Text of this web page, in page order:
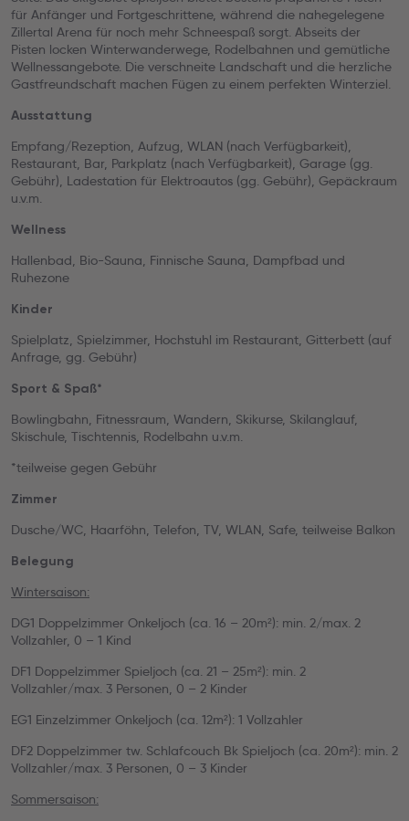
für Anfänger und Fortgeschrittene, während die nahegelegene
Zillertal Arena für noch mehr Schneespaß sorgt. Abseits der
Pisten locken Winterwanderwege, Rodelbahnen und gemütliche
Wellnessangebote. Die verschneite Landschaft und die herzliche
Gastfreundschaft machen Fügen zu einem perfekten Winterziel.
Ausstattung
Empfang/Rezeption, Aufzug, WLAN (nach Verfügbarkeit),
Restaurant, Bar, Parkplatz (nach Verfügbarkeit), Garage (gg.
Gebühr), Ladestation für Elektroautos (gg. Gebühr), Gepäckraum
u.v.m.
Wellness
Hallenbad, Bio-Sauna, Finnische Sauna, Dampfbad und
Ruhezone
Kinder
Spielplatz, Spielzimmer, Hochstuhl im Restaurant, Gitterbett (auf
Anfrage, gg. Gebühr)
Sport & Spaß*
Bowlingbahn, Fitnessraum, Wandern, Skikurse, Skilanglauf,
Skischule, Tischtennis, Rodelbahn u.v.m.
*teilweise gegen Gebühr
Zimmer
Dusche/WC, Haarföhn, Telefon, TV, WLAN, Safe, teilweise Balkon
Belegung
Wintersaison:
DG1 Doppelzimmer Onkeljoch (ca. 16 – 20m²): min. 2/max. 2
Vollzahler, 0 – 1 Kind
DF1 Doppelzimmer Spieljoch (ca. 21 – 25m²): min. 2
Vollzahler/max. 3 Personen, 0 – 2 Kinder
EG1 Einzelzimmer Onkeljoch (ca. 12m²): 1 Vollzahler
DF2 Doppelzimmer tw. Schlafcouch Bk Spieljoch (ca. 20m²): min. 2
Vollzahler/max. 3 Personen, 0 – 3 Kinder
Sommersaison: